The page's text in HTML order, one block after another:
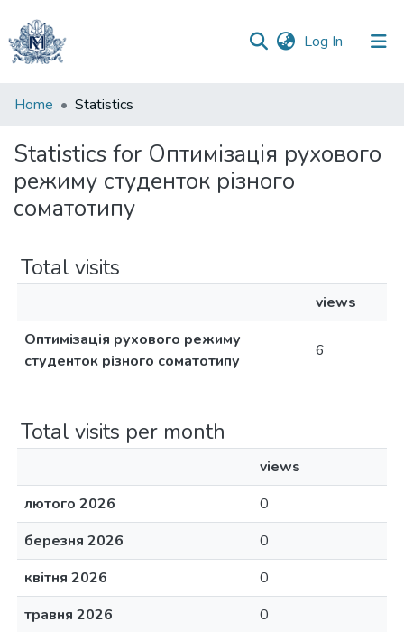
Log In (current)
Communities
Collections
All of DSpace
Home Statistics
Statistics for Оптимізація рухового
режиму студенток різного
соматотипу
Total visits
views
Оптимізація рухового режиму
студенток різного соматотипу
6
Total visits per month
views
лютого 2026
0
березня 2026
0
квітня 2026
0
травня 2026
0